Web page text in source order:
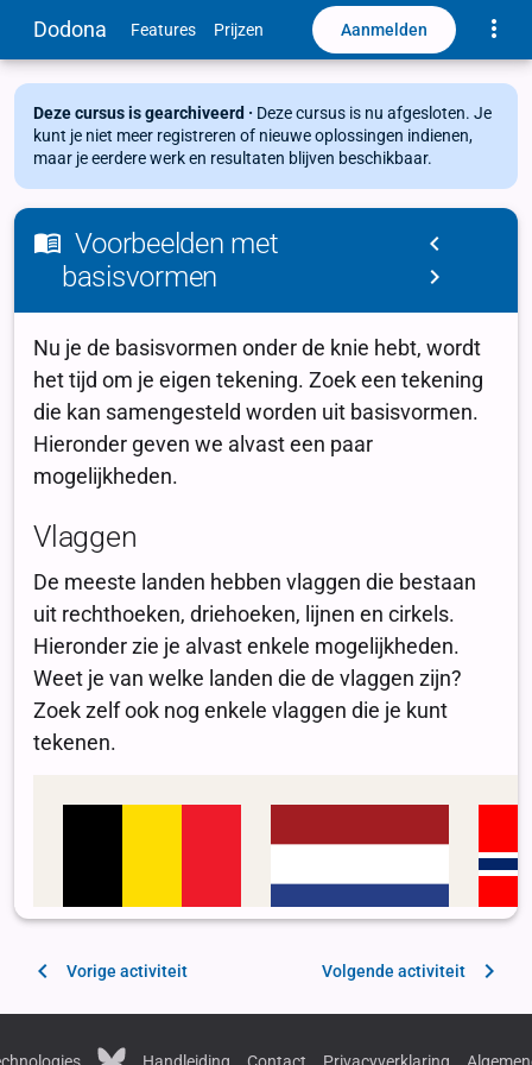
Dodona Features Prijzen Aanmelden
Deze cursus is gearchiveerd · Deze cursus is nu afgesloten. Je
kunt je niet meer registreren of nieuwe oplossingen indienen,
maar je eerdere werk en resultaten blijven beschikbaar.
Voorbeelden met
basisvormen
Vorige activiteit Volgende activiteit
Handleiding Contact Privacyverklaring